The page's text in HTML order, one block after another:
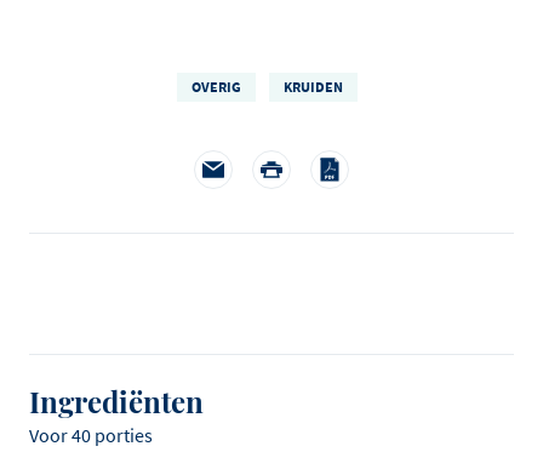
OVERIG KRUIDEN
Ingrediënten
Voor 40 porties